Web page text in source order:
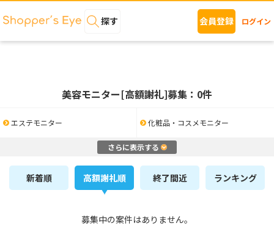
探す 会員登録 ログイン
美容モニター[高額謝礼]募集：0件
エステモニター 化粧品・コスメモニター
さらに表示する
新着順 高額謝礼順 終了間近 ランキング
募集中の案件はありません。